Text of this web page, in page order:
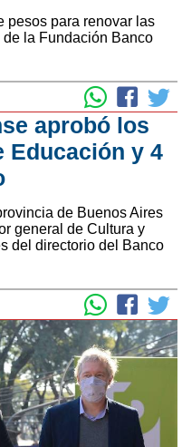
pesos para renovar las
la Fundación Banco
aprobó los
Educación y 4
de Buenos Aires
general de Cultura y
del directorio del Banco